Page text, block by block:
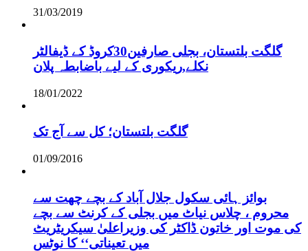
31/03/2019
گلگت بلتستان، بجلی صارفین30کروڈ کے ڈیفالٹر
نکلے,ریکوری کے لیے باضابطہ پلان
18/01/2022
گلگت بلتستان؛ کل سے آج تک
01/09/2016
بوائز ہائی سکول جلال آباد کے بچے چھت سے
محروم ، چلاس نیاٹ میں بجلی کے کرنٹ سے بچے
کی موت اور خاتون ڈاکٹر کی وزیراعلیٰ سیکریٹریٹ
میں تعیناتی‘‘ کا نوٹس